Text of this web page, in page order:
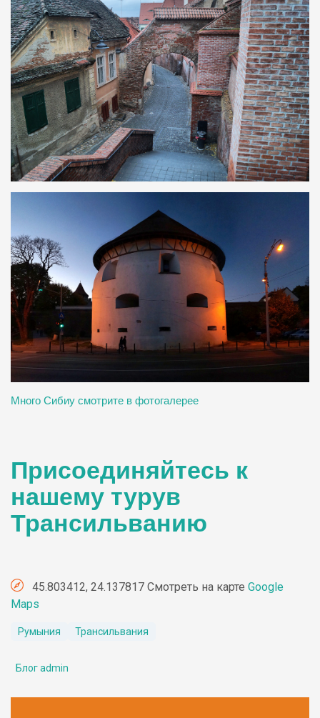
Много Сибиу смотрите в фотогалерее
Присоединяйтесь к
нашему турув
Трансильванию
45.803412, 24.137817 Смотреть на карте Google
Maps
Румыния Трансильвания
Блог admin